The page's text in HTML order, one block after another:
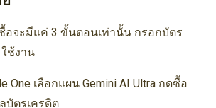
อจะมีแค่ 3 ขั้นตอนเท่านั้น กรอกบัตร
ช้งาน
One เลือกแผน Gemini AI Ultra กดซื้อ
บัตรเครดิต